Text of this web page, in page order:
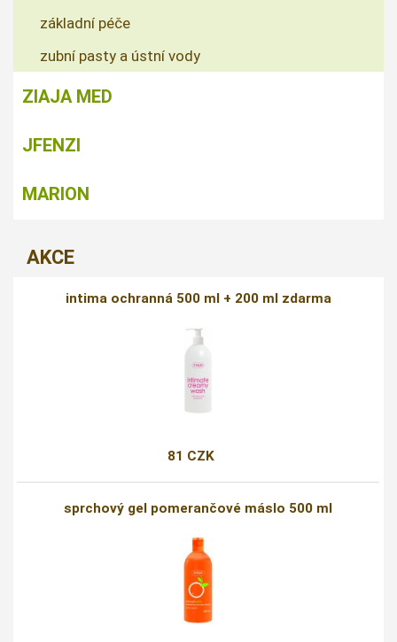
základní péče
zubní pasty a ústní vody
ZIAJA MED
JFENZI
MARION
AKCE
intima ochranná 500 ml + 200 ml zdarma
81 CZK
sprchový gel pomerančové máslo 500 ml